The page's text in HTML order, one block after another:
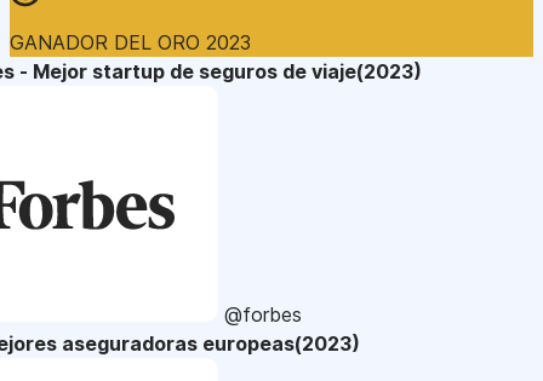
GANADOR DEL ORO 2023
- Mejor startup de seguros de viaje(2023)
@forbes
aseguradoras europeas(2023)